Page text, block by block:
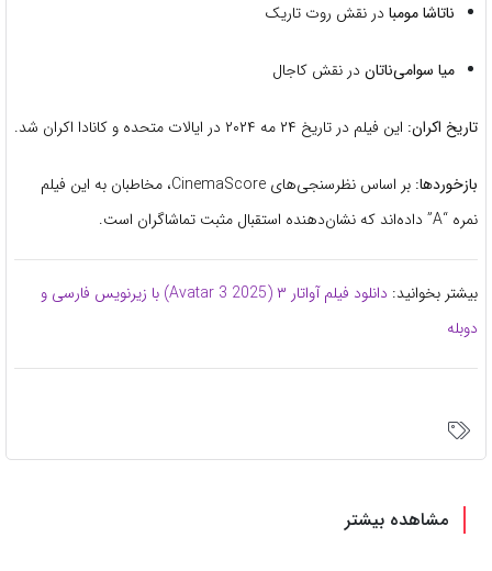
ناتاشا مومبا در نقش روت تاریک
میا سوا‌می‌ناتان در نقش کاجال
تاریخ اکران: این فیلم در تاریخ ۲۴ مه ۲۰۲۴ در ایالات متحده و کانادا اکران شد.
بازخوردها:
بر اساس نظرسنجی‌های CinemaScore، مخاطبان به این فیلم
نمره “A” داده‌اند که نشان‌دهنده استقبال مثبت تماشاگران است.
بیشتر بخوانید:
دانلود فیلم آواتار ۳ (Avatar 3 2025) با زیرنویس فارسی و
دوبله
مشاهده بیشتر